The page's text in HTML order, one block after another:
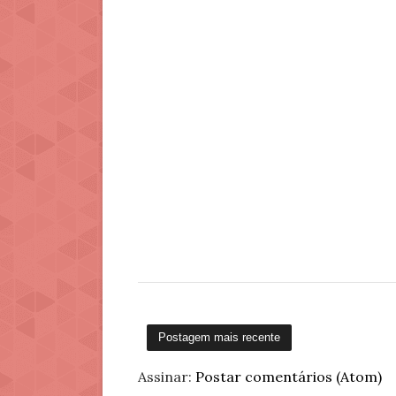
Postagem mais recente
Assinar: Postar comentários (Atom)